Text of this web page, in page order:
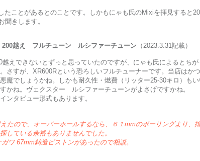
ことがあるとのことです。しかもにゃも氏のMixiを拝見すると
きします。
越え フルチューン ルシファーチューン （2023.3.31記載）
えできないとずっと思っていたのですが、にゃも氏によるとち
すが、XR600Rという恐ろしいフルチューナーです。当店はか
魔でしょうかね。しかも耐久性・燃費（リッター25-30キロ）
かね。ヴェクスター ルシファーチューンがよさげですかね。
タビュー形式もあります。
ので、オーバーホールするなら、６１mmのボーリングより、
している余裕もありませんでした。
ワ 67mm鋳造ピストンがあったので相談。